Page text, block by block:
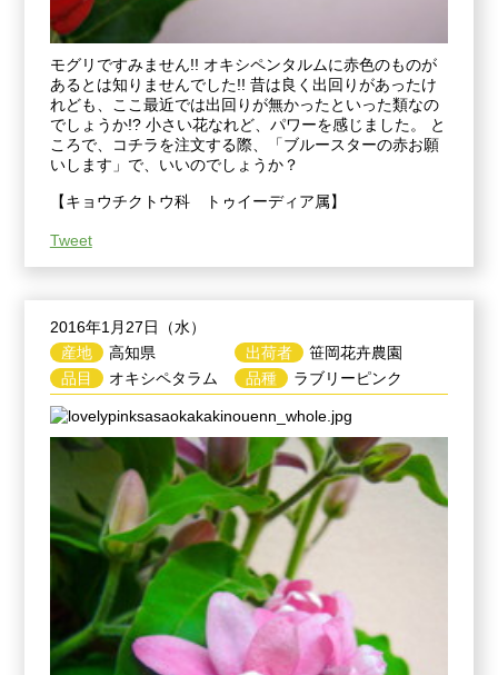
モグリですみません!! オキシペンタルムに赤色のものが
あるとは知りませんでした!! 昔は良く出回りがあったけ
れども、ここ最近では出回りが無かったといった類なの
でしょうか!? 小さい花なれど、パワーを感じました。 と
ころで、コチラを注文する際、「ブルースターの赤お願
いします」で、いいのでしょうか？
【キョウチクトウ科 トゥイーディア属】
Tweet
2016年1月27日（水）
産地
高知県
品目
オキシペタラム
出荷者
笹岡花卉農園
品種
ラブリーピンク